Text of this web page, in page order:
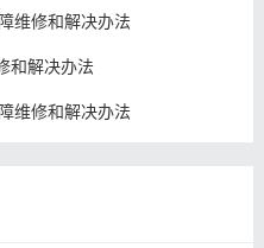
维修和解决办法
和解决办法
维修和解决办法